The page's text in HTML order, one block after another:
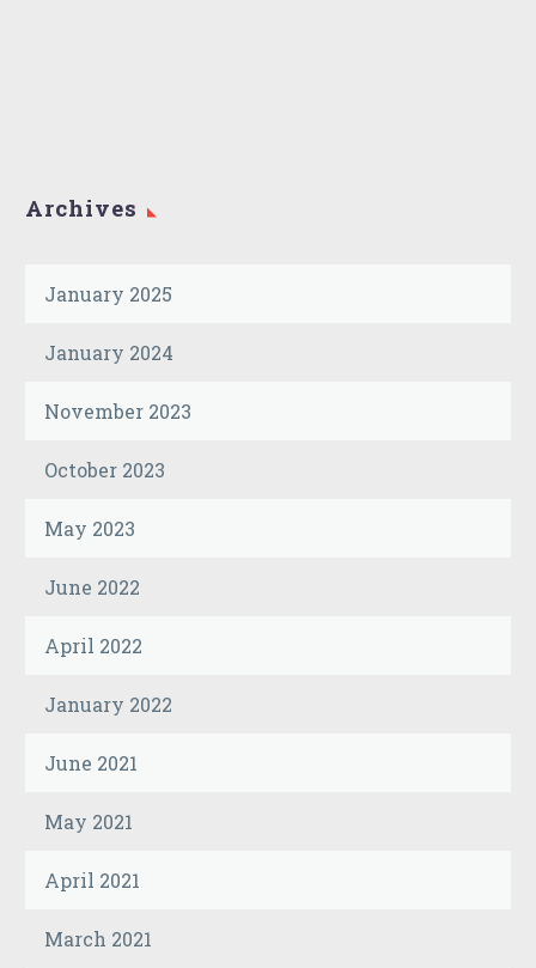
Archives
January 2025
January 2024
November 2023
October 2023
May 2023
June 2022
April 2022
January 2022
June 2021
May 2021
April 2021
March 2021